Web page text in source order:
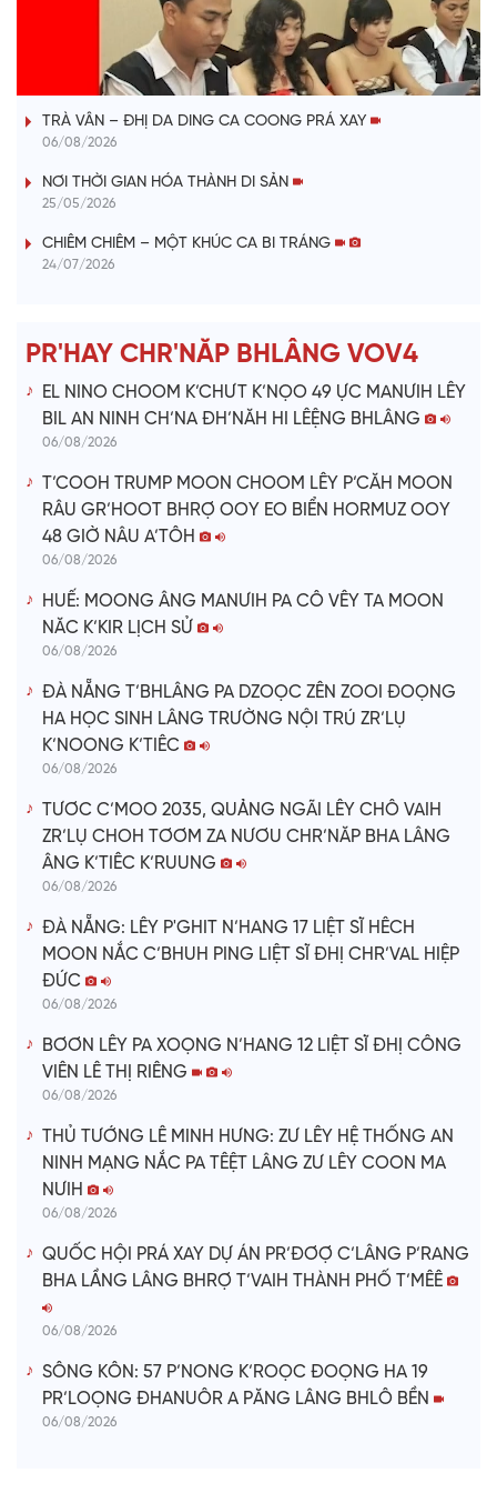
l
a
V
i
e
o
VÀI PHÚT DÀNH CHO QUẢNG BÁ
TRÀ VÂN – ĐHỊ DA DING CA COONG PRÁ XAY
06/08/2026
NƠI THỜI GIAN HÓA THÀNH DI SẢN
25/05/2026
CHIÊM CHIÊM – MỘT KHÚC CA BI TRÁNG
24/07/2026
PR'HAY CHR'NĂP BHLÂNG VOV4
EL NINO CHOOM K’CHƯT K’NỌO 49 ỰC MANƯIH LÊY
BIL AN NINH CH’NA ĐH’NĂH HI LÊỆNG BHLÂNG
06/08/2026
T’COOH TRUMP MOON CHOOM LÊY P’CĂH MOON
RÂU GR’HOOT BHRỢ OOY EO BIỂN HORMUZ OOY
48 GIỜ NÂU A’TÔH
06/08/2026
HUẾ: MOONG ÂNG MANƯIH PA CÔ VÊY TA MOON
NĂC K’KIR LỊCH SỬ
06/08/2026
ĐÀ NẴNG T’BHLÂNG PA DZOỌC ZÊN ZOOI ĐOỌNG
HA HỌC SINH LÂNG TRƯỜNG NỘI TRÚ ZR’LỤ
K’NOONG K’TIÊC
06/08/2026
TƯƠC C’MOO 2035, QUẢNG NGÃI LÊY CHÔ VAIH
ZR’LỤ CHOH TƠƠM ZA NƯƠU CHR’NĂP BHA LÂNG
ÂNG K’TIÊC K’RUUNG
06/08/2026
ĐÀ NẴNG: LÊY P'GHIT N’HANG 17 LIỆT SĨ HÊCH
MOON NẮC C’BHUH PING LIỆT SĨ ĐHỊ CHR’VAL HIỆP
ĐỨC
06/08/2026
BƠƠN LÊY PA XOỌNG N’HANG 12 LIỆT SĨ ĐHỊ CÔNG
VIÊN LÊ THỊ RIÊNG
06/08/2026
THỦ TƯỚNG LÊ MINH HƯNG: ZƯ LÊY HỆ THỐNG AN
NINH MẠNG NẮC PA TÊỆT LÂNG ZƯ LÊY COON MA
NƯIH
06/08/2026
QUỐC HỘI PRÁ XAY DỰ ÁN PR’ĐƠỢ C’LÂNG P’RANG
BHA LẦNG LÂNG BHRỢ T’VAIH THÀNH PHỐ T’MÊÊ
06/08/2026
SÔNG KÔN: 57 P’NONG K’ROỌC ĐOỌNG HA 19
PR’LOỌNG ĐHANUÔR A PĂNG LÂNG BHLÔ BỀN
06/08/2026